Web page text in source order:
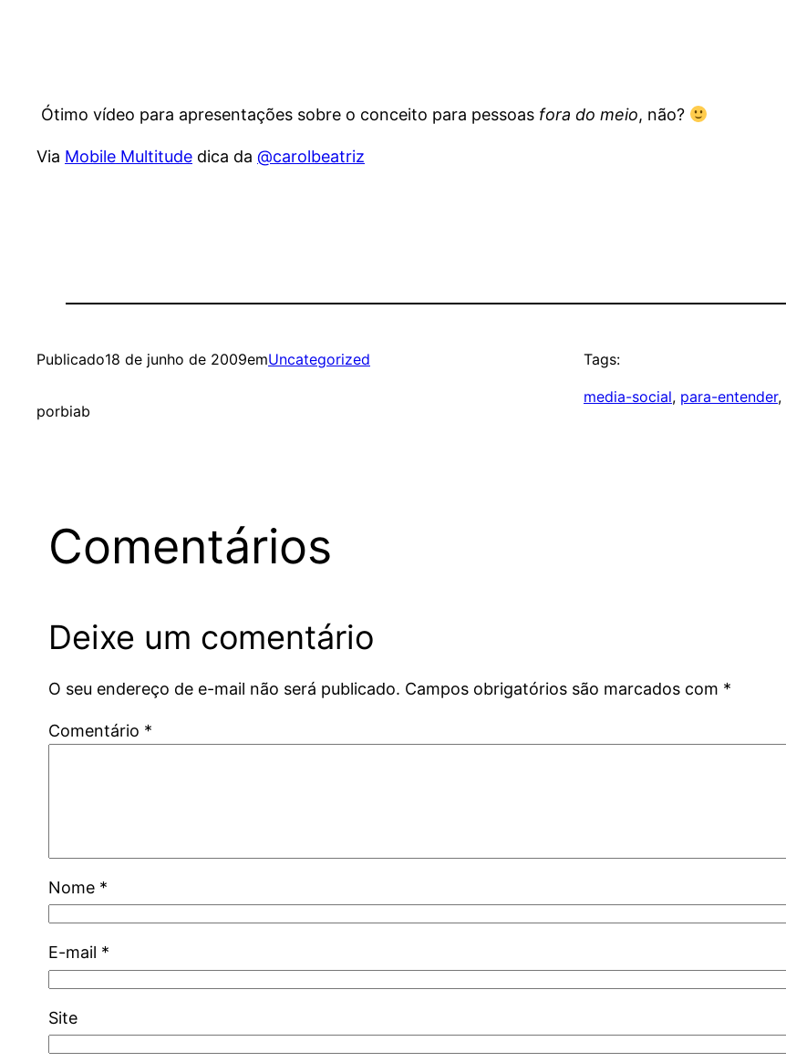
Ótimo vídeo para apresentações sobre o conceito para pessoas fora do meio, não?
Via Mobile Multitude dica da @carolbeatriz
Publicado18 de junho de 2009emUncategorized
porbiab
Tags:
media-social, para-entender,
Comentários
Deixe um comentário
O seu endereço de e-mail não será publicado. Campos obrigatórios são marcados com *
Comentário *
Nome *
E-mail *
Site